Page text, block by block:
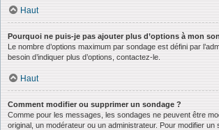
Haut
Pourquoi ne puis-je pas ajouter plus d’options à mon
Le nombre d’options maximum par sondage est défini par
besoin d’indiquer plus d’options, contactez-le.
Haut
Comment modifier ou supprimer un sondage ?
Comme pour les messages, les sondages ne peuvent être
original, un modérateur ou un administrateur. Pour modifier un